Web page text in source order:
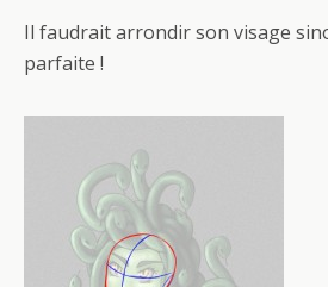
Il faudrait arrondir son visage
parfaite !